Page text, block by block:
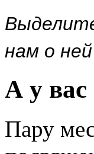
нам о ней
А у вас
Пару